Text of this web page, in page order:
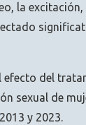
la
del
sexual de
y 2023.